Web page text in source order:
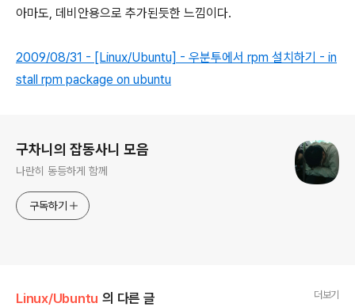
아마도, 데비안용으로 추가된듯한 느낌이다.
2009/08/31 - [Linux/Ubuntu] - 우분투에서 rpm 설치하기 - in
stall rpm package on ubuntu
구차니의 잡동사니 모음
나란히 동등하게 함께
구독하기
Linux/Ubuntu 의 다른 글 더보기